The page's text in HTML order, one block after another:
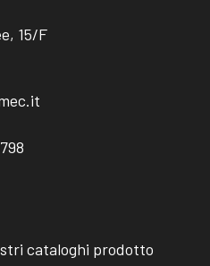
15/F
cataloghi prodotto